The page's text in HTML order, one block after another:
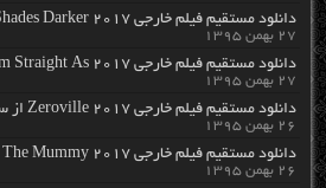
دانلود مستقیم فیلم خارجی Fifty Shades Darker 2017 از سرور سایت
۲۷ بهمن ۱۳۹۵
دانلود مستقیم فیلم خارجی From Straight As 2017 از سرور سایت
۲۷ بهمن ۱۳۹۵
دانلود مستقیم فیلم خارجی Zeroville 2017 از سرور سایت
۲۶ بهمن ۱۳۹۵
دانلود مستقیم فیلم خارجی The Mummy 2017 از سرور سایت
۲۶ بهمن ۱۳۹۵